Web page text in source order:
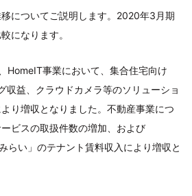
についてご説明します。2020年3月期
になります。
HomeIT事業において、集合住宅向け
収益、クラウドカメラ等のソリューショ
り増収となりました。不動産事業につ
ビスの取扱件数の増加、および
らい」のテナント賃料収入により増収と